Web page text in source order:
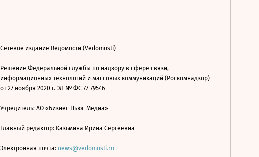
Сетевое издание Ведомости (Vedomosti)
Решение Федеральной службы по надзору в сфере связи,
информационных технологий и массовых коммуникаций (Роскомнадзор)
от 27 ноября 2020 г. ЭЛ № ФС 77-79546
Учредитель: АО «Бизнес Ньюс Медиа»
Главный редактор: Казьмина Ирина Сергеевна
Электронная почта: news@vedomosti.ru